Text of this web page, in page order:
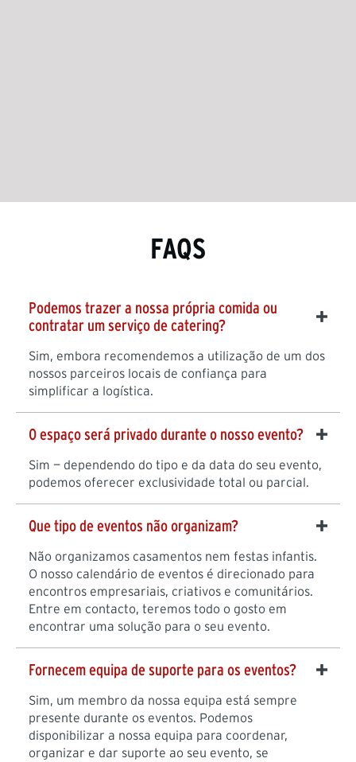
FAQS
Podemos trazer a nossa própria comida ou
contratar um serviço de catering?
Sim, embora recomendemos a utilização de um dos
nossos parceiros locais de confiança para
simplificar a logística.
O espaço será privado durante o nosso evento?
Sim — dependendo do tipo e da data do seu evento,
podemos oferecer exclusividade total ou parcial.
Que tipo de eventos não organizam?
Não organizamos casamentos nem festas infantis.
O nosso calendário de eventos é direcionado para
encontros empresariais, criativos e comunitários.
Entre em contacto, teremos todo o gosto em
encontrar uma solução para o seu evento.
Fornecem equipa de suporte para os eventos?
Sim, um membro da nossa equipa está sempre
presente durante os eventos. Podemos
disponibilizar a nossa equipa para coordenar,
organizar e dar suporte ao seu evento, se